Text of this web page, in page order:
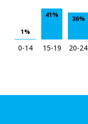
1%
41% 36%
0-14 15-19 20-24